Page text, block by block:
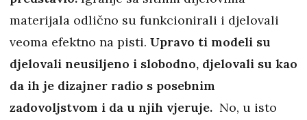
materijala odlično su funkcionirali i djelovali
veoma efektno na pisti. Upravo ti modeli su
djelovali neusiljeno i slobodno, djelovali su kao
da ih je dizajner radio s posebnim
zadovoljstvom i da u njih vjeruje. No, u isto